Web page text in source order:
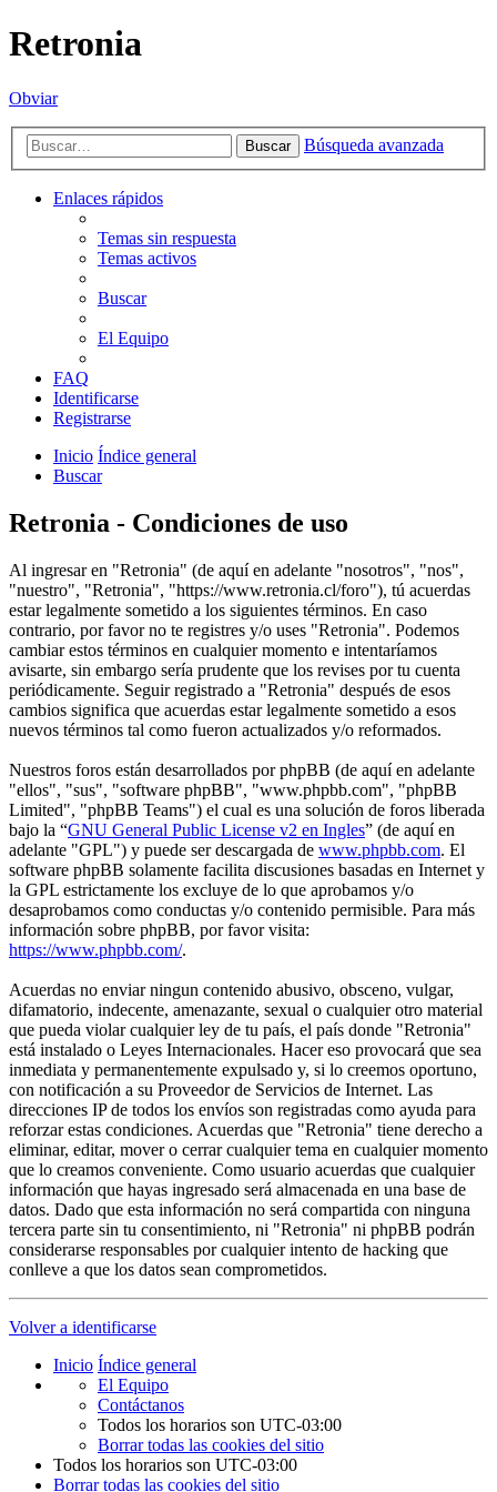
Retronia
Obviar
Buscar Búsqueda avanzada
Enlaces rápidos
Temas sin respuesta
Temas activos
Buscar
El Equipo
FAQ
Identificarse
Registrarse
Inicio Índice general
Buscar
Retronia - Condiciones de uso
Al ingresar en "Retronia" (de aquí en adelante "nosotros", "nos",
"nuestro", "Retronia", "https://www.retronia.cl/foro"), tú acuerdas
estar legalmente sometido a los siguientes términos. En caso
contrario, por favor no te registres y/o uses "Retronia". Podemos
cambiar estos términos en cualquier momento e intentaríamos
avisarte, sin embargo sería prudente que los revises por tu cuenta
periódicamente. Seguir registrado a "Retronia" después de esos
cambios significa que acuerdas estar legalmente sometido a esos
nuevos términos tal como fueron actualizados y/o reformados.
Nuestros foros están desarrollados por phpBB (de aquí en adelante
"ellos", "sus", "software phpBB", "www.phpbb.com", "phpBB
Limited", "phpBB Teams") el cual es una solución de foros liberada
bajo la “GNU General Public License v2 en Ingles” (de aquí en
adelante "GPL") y puede ser descargada de www.phpbb.com. El
software phpBB solamente facilita discusiones basadas en Internet y
la GPL estrictamente los excluye de lo que aprobamos y/o
desaprobamos como conductas y/o contenido permisible. Para más
información sobre phpBB, por favor visita:
https://www.phpbb.com/.
Acuerdas no enviar ningun contenido abusivo, obsceno, vulgar,
difamatorio, indecente, amenazante, sexual o cualquier otro material
que pueda violar cualquier ley de tu país, el país donde "Retronia"
está instalado o Leyes Internacionales. Hacer eso provocará que sea
inmediata y permanentemente expulsado y, si lo creemos oportuno,
con notificación a su Proveedor de Servicios de Internet. Las
direcciones IP de todos los envíos son registradas como ayuda para
reforzar estas condiciones. Acuerdas que "Retronia" tiene derecho a
eliminar, editar, mover o cerrar cualquier tema en cualquier momento
que lo creamos conveniente. Como usuario acuerdas que cualquier
información que hayas ingresado será almacenada en una base de
datos. Dado que esta información no será compartida con ninguna
tercera parte sin tu consentimiento, ni "Retronia" ni phpBB podrán
considerarse responsables por cualquier intento de hacking que
conlleve a que los datos sean comprometidos.
Volver a identificarse
Inicio Índice general
El Equipo
Contáctanos
Todos los horarios son UTC-03:00
Borrar todas las cookies del sitio
Todos los horarios son UTC-03:00
Borrar todas las cookies del sitio